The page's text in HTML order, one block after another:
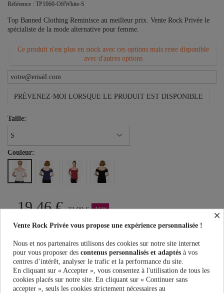
Référence : TP1060-OffWhite-S
Top Banned Clothing Reminisce au meilleur prix. Vente Rock Privée le
spécialiste de la mode alternative pour femme.
Ce produit n'est plus en stock avec ces options mais reste disponible
avec d'autres options
PRÉVENEZ-MOI LORSQUE LE PRODUIT EST DISPONIBLE
Taille:
Couleur:
19,46 € 22,90 € -15%
Plus que100,00 € et la livraison est offerte !
×
Vente Rock Privée vous propose une expérience personnalisée !
Nous et nos partenaires utilisons des cookies sur notre site internet
pour vous proposer des contenus personnalisés et adaptés à vos
centres d’intérêt, analyser le trafic et la performance du site.
En cliquant sur « Accepter », vous consentez à l'utilisation de tous les
cookies placés sur notre site. En cliquant sur « Continuer sans
accepter », seuls les cookies strictement nécessaires au